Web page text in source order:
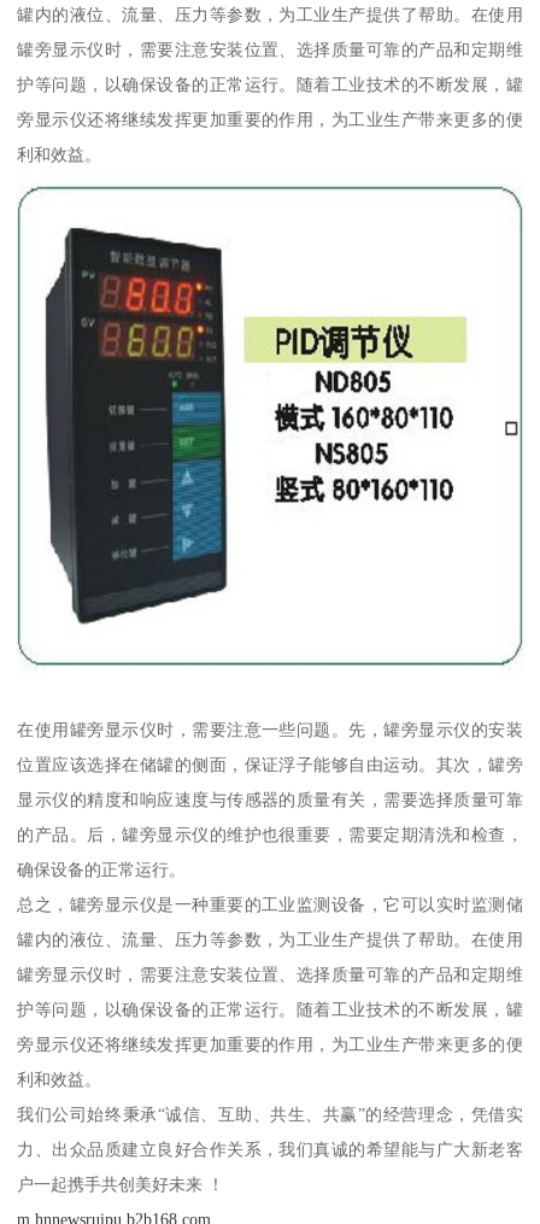
罐内的液位、流量、压力等参数，为工业生产提供了帮助。在使用
罐旁显示仪时，需要注意安装位置、选择质量可靠的产品和定期维
护等问题，以确保设备的正常运行。随着工业技术的不断发展，罐
旁显示仪还将继续发挥更加重要的作用，为工业生产带来更多的便
利和效益。
在使用罐旁显示仪时，需要注意一些问题。先，罐旁显示仪的安装
位置应该选择在储罐的侧面，保证浮子能够自由运动。其次，罐旁
显示仪的精度和响应速度与传感器的质量有关，需要选择质量可靠
的产品。后，罐旁显示仪的维护也很重要，需要定期清洗和检查，
确保设备的正常运行。
总之，罐旁显示仪是一种重要的工业监测设备，它可以实时监测储
罐内的液位、流量、压力等参数，为工业生产提供了帮助。在使用
罐旁显示仪时，需要注意安装位置、选择质量可靠的产品和定期维
护等问题，以确保设备的正常运行。随着工业技术的不断发展，罐
旁显示仪还将继续发挥更加重要的作用，为工业生产带来更多的便
利和效益。
我们公司始终秉承“诚信、互助、共生、共赢”的经营理念，凭借实
力、出众品质建立良好合作关系，我们真诚的希望能与广大新老客
户一起携手共创美好未来 ！
m.hnnewsruipu.b2b168.com